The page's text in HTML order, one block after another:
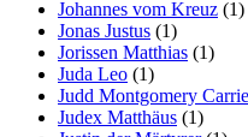
Johannes vom Kreuz (1)
Jonas Justus (1)
Jorissen Matthias (1)
Juda Leo (1)
Judd Montgomery
Judex Matthäus (1)